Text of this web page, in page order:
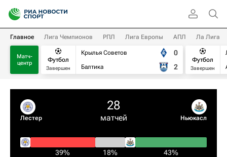
Главное Лига Чемпионов РПЛ Лига Европы АПЛ Ла Лига
Матч-
центр
Футбол
Завершен
Крылья Советов
Балтика
0
2
Футбол
Завершен
Лестер
28
матчей Ньюкасл
39% 18% 43%